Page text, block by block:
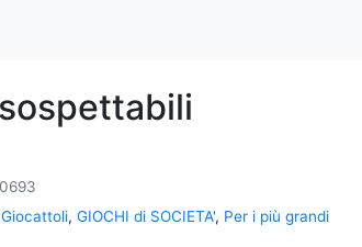
Giocattoli, GIOCHI di SOCIETA', Per i più grandi